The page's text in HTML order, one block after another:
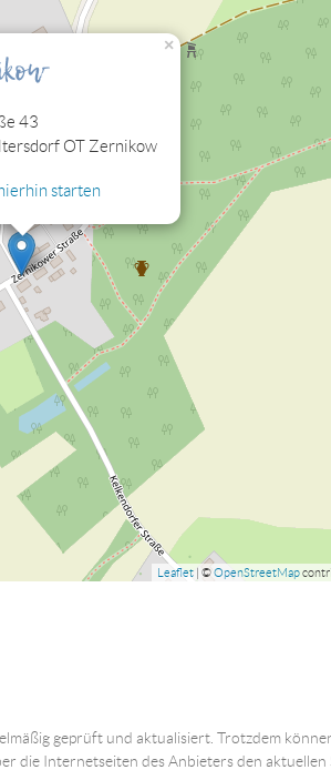
zulassen, damit Sie die
43
OT Zernikow
starten
×
Leaflet | ©OpenStreetMap
geprüft und aktualisiert. Trotzdem
die Internetseiten des Anbieters den aktuellen